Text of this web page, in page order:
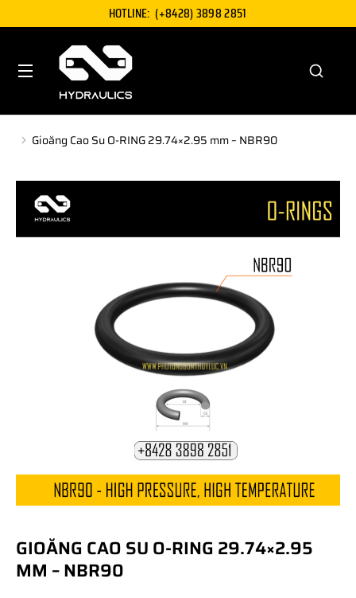
HOTLINE: (+8428) 3898 2851
You are here:
Gioăng Cao Su O-RING 29.74×2.95 mm – NBR90
GIOĂNG CAO SU O-RING 29.74×2.95
MM – NBR90